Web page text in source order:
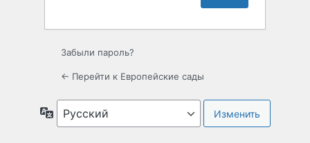
Забыли пароль?
← Перейти к Европейские сады
Язык